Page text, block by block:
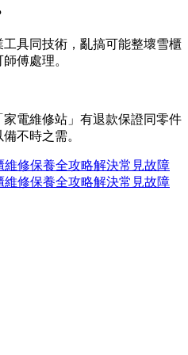
具同技術，亂搞可能整壞雪櫃
傅處理。
電維修站」有退款保證同零件
不時之需。
維修保養全攻略解決常見故障
維修保養全攻略解決常見故障